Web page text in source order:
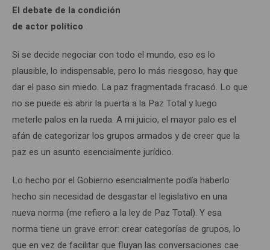
El debate de la condición
de actor político
Si se decide negociar con todo el mundo, eso es lo
plausible, lo indispensable, pero lo más riesgoso, hay que
dar el paso sin miedo. La paz fragmentada fracasó. Lo que
no se puede es abrir la puerta a la Paz Total y luego
meterle palos en la rueda. A mi juicio, el mayor palo es el
afán de categorizar los grupos armados y de creer que la
paz es un asunto esencialmente jurídico.
Lo hecho por el Gobierno esencialmente podía haberlo
hecho sin necesidad de desgastar el legislativo en una
nueva norma (me refiero a la ley de Paz Total). Y esa
norma tiene un grave error: crear categorías de grupos, lo
que en vez de facilitar que fluyan las conversaciones cae